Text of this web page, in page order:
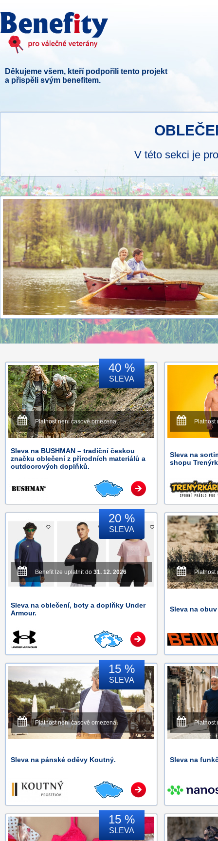
Děkujeme všem, kteří podpořili tento projekt
a přispěli svým benefitem.
V této sekci je
40 %
SLEVA
Platnost není časově omezena.
Sleva na BUSHMAN – tradiční českou
značku oblečení z přírodních materiálů a
outdoorových doplňků.
Platnost
Sleva na
shopu
20 %
SLEVA
Benefit lze uplatnit do 31. 12. 2026
Sleva na oblečení, boty a doplňky Under
Armour.
Platnost
Sleva na
15 %
SLEVA
Platnost není časově omezena.
Sleva na pánské oděvy Koutný.
Platnost
Sleva na
15 %
SLEVA